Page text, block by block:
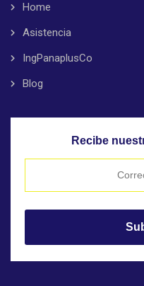
Home
Asistencia
IngPanaplusCo
Blog
Recibe